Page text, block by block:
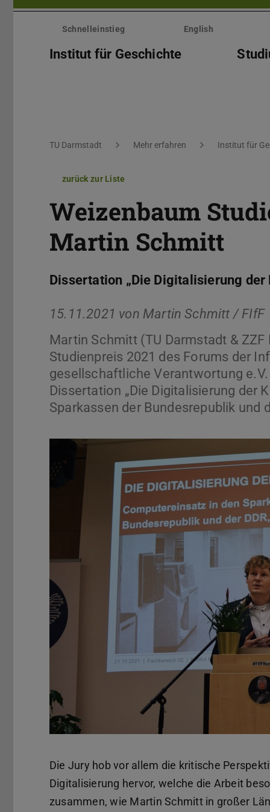
Menü
überspringenSchnelleinstieg English
Institut für Geschichte
Sie befinden sich hier:
TU Darmstadt Mehr erfahren Institut für
zurück zur Liste
Weizenbaum
Martin Schmitt
Dissertation „Die Digitalisierung
15.11.2021 von Martin Schmitt / FIfF
Martin Schmitt (TU Darmstadt &
Studienpreis 2021 des Forums der
gesellschaftliche Verantwortung
Dissertation „Die Digitalisierung der
Sparkassen der Bundesrepublik und
Die Jury hob vor allem die kritische
Digitalisierung hervor, welche die Arbeit
zusammen, wie Martin Schmitt in großer